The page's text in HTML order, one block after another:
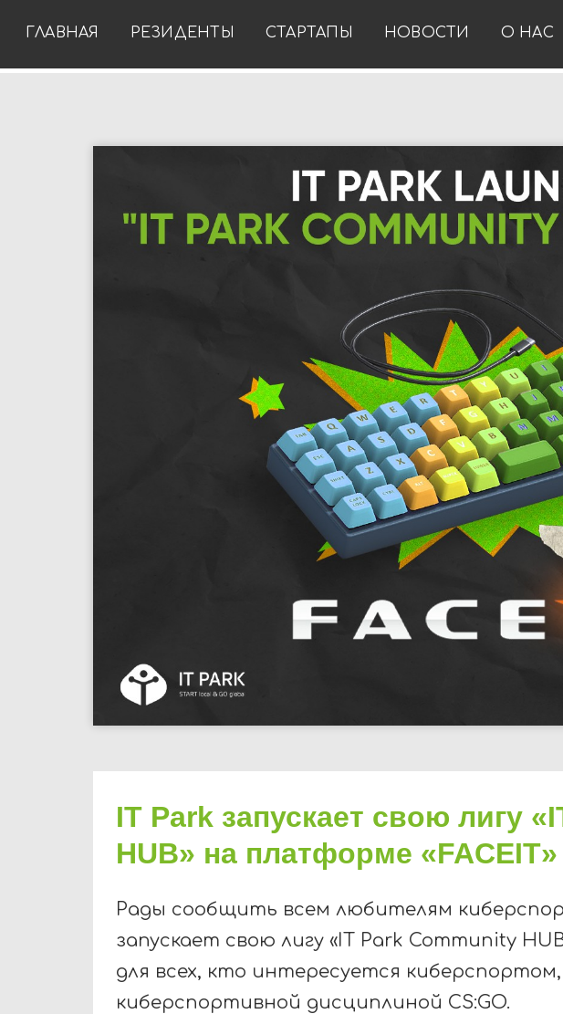
ГЛАВНАЯ РЕЗИДЕНТЫ СТАРТАПЫ НОВОСТИ О НАС
IT Park запускает свою лигу
HUB» на платформе «FACEIT»
Рады сообщить всем любителям
запускает свою лигу «IT Park Community
для всех, кто интересуется киберспортом,
киберспортивной дисциплиной CS:GO.